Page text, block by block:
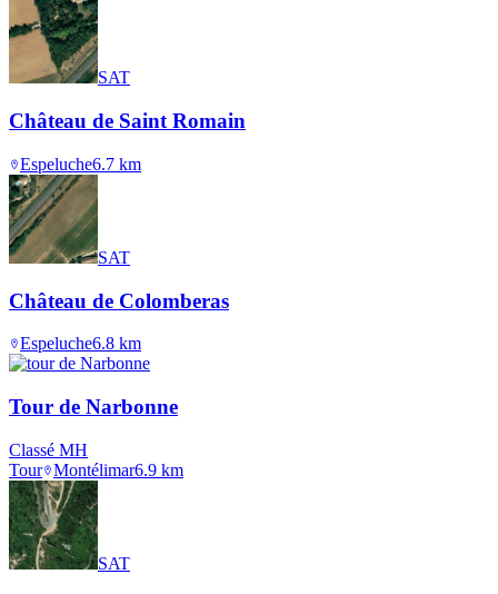
SAT
Château de Saint Romain
Espeluche6.7 km
SAT
Château de Colomberas
Espeluche6.8 km
Tour de Narbonne
Classé MH
Tour Montélimar6.9 km
SAT